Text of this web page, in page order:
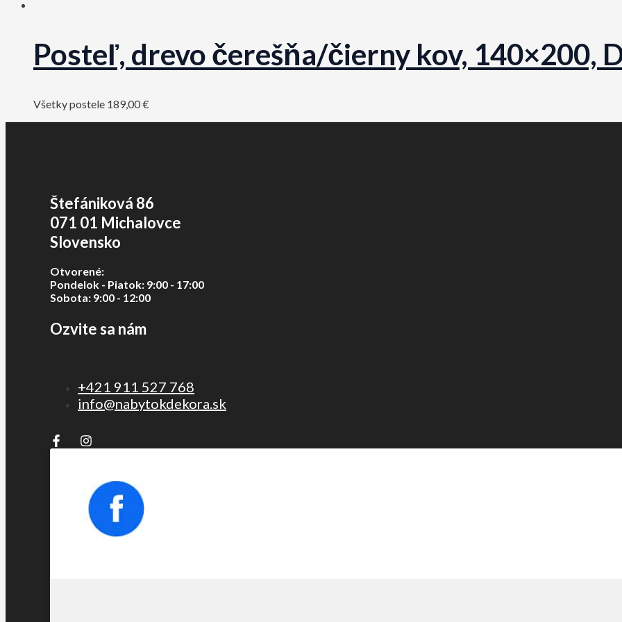
Posteľ, drevo čerešňa/čierny kov, 140×200,
Všetky postele 189,00€
Štefániková 86
071 01 Michalovce
Slovensko
Otvorené:
Pondelok - Piatok: 9:00 - 17:00
Sobota: 9:00 - 12:00
Ozvite sa nám
+421 911 527 768
info@nabytokdekora.sk